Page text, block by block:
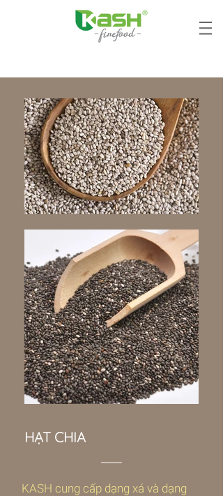
HẠT CHIA
KASH cung cấp dạng xá và dạng